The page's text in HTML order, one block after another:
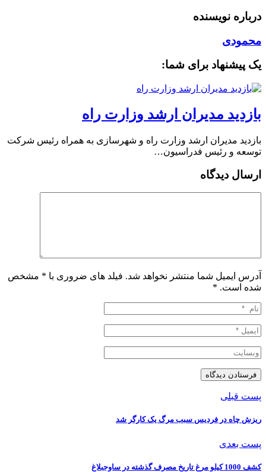
درباره نویسنده
محمودی
یک پیشنهاد برای شما:
بازدید مدیران ارشد وزارت راه
بازدید مدیران ارشد وزارت راه و شهرسازی به همراه رئیس شرکت
توسعه و رئیس فدراسیون…
ارسال دیدگاه
آدرس ایمیل شما منتشر نخواهد شد. فیلد های ضروری با * مشخص
شده است. *
پست قبلی
ریزش چاه در فردیس سبب مرگ یک کارگر شد
پست بعدی
کشف 1000 کیلو مرغ تاریخ مصرف گذشته در ساوجبلاغ